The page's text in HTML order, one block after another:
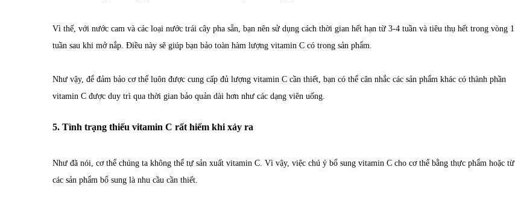
Vì thế, với nước cam và các loại nước trái cây pha sẵn, bạn nên sử dụng cách thời gian hết hạn từ 3-4 tuần và tiêu thụ hết trong vòng 1
tuần sau khi mở nắp. Điều này sẽ giúp bạn bảo toàn hàm lượng vitamin C có trong sản phẩm.
Như vậy, để đảm bảo cơ thể luôn được cung cấp đủ lượng vitamin C cần thiết, bạn có thể cân nhắc các sản phẩm khác có thành phần
vitamin C được duy trì qua thời gian bảo quản dài hơn như các dạng viên uống.
5. Tình trạng thiếu vitamin C rất hiếm khi xảy ra
Như đã nói, cơ thể chúng ta không thể tự sản xuất vitamin C. Vì vậy, việc chú ý bổ sung vitamin C cho cơ thể bằng thực phẩm hoặc từ
các sản phẩm bổ sung là nhu cầu cần thiết.